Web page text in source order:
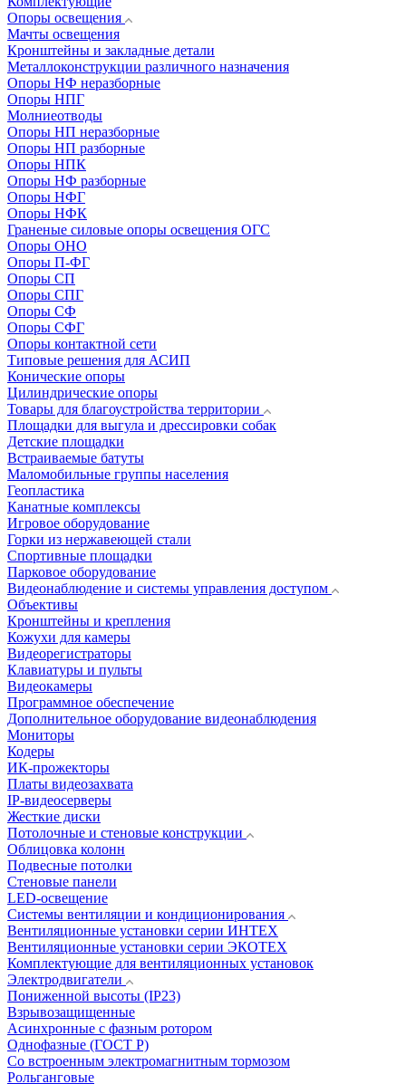
Опоры освещения
Мачты освещения
Кронштейны и закладные детали
Металлоконструкции различного назначения
Опоры НФ неразборные
Опоры НПГ
Молниеотводы
Опоры НП неразборные
Опоры НП разборные
Опоры НПК
Опоры НФ разборные
Опоры НФГ
Опоры НФК
Граненые силовые опоры освещения ОГС
Опоры ОНО
Опоры П-ФГ
Опоры СП
Опоры СПГ
Опоры СФ
Опоры СФГ
Опоры контактной сети
Типовые решения для АСИП
Конические опоры
Цилиндрические опоры
Товары для благоустройства территории
Площадки для выгула и дрессировки собак
Детские площадки
Встраиваемые батуты
Маломобильные группы населения
Геопластика
Канатные комплексы
Игровое оборудование
Горки из нержавеющей стали
Спортивные площадки
Парковое оборудование
Видеонаблюдение и системы управления доступом
Объективы
Кронштейны и крепления
Кожухи для камеры
Видеорегистраторы
Клавиатуры и пульты
Видеокамеры
Программное обеспечение
Дополнительное оборудование видеонаблюдения
Мониторы
Кодеры
ИК-прожекторы
Платы видеозахвата
IP-видеосерверы
Жесткие диски
Потолочные и стеновые конструкции
Облицовка колонн
Подвесные потолки
Стеновые панели
LED-освещение
Системы вентиляции и кондиционирования
Вентиляционные установки серии ИНТЕХ
Вентиляционные установки серии ЭКОТЕХ
Комплектующие для вентиляционных установок
Электродвигатели
Пониженной высоты (IP23)
Взрывозащищенные
Асинхронные с фазным ротором
Однофазные (ГОСТ Р)
Со встроенным электромагнитным тормозом
Рольганговые